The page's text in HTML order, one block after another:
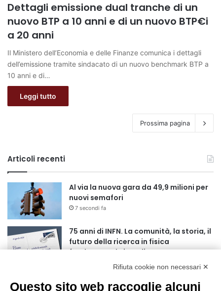
Dettagli emissione dual tranche di un
nuovo BTP a 10 anni e di un nuovo BTP€i
a 20 anni
Il Ministero dell’Economia e delle Finanze comunica i dettagli
dell’emissione tramite sindacato di un nuovo benchmark BTP a
10 anni e di…
Leggi tutto
Prossima pagina
Articoli recenti
Al via la nuova gara da 49,9 milioni per
nuovi semafori
7 secondi fa
75 anni di INFN. La comunità, la storia, il
futuro della ricerca in fisica
fondamentale in Italia
Rifiuta cookie non necessari ✕
Questo sito web raccoglie alcuni